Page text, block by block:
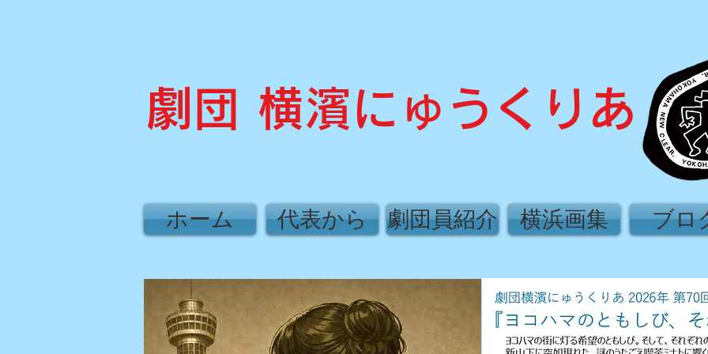
劇団 横濱にゅうくりあ
ホーム 代表から 劇団員紹介 横浜画集 ブロ